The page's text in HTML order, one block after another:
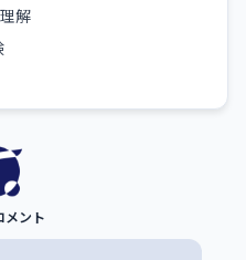
解